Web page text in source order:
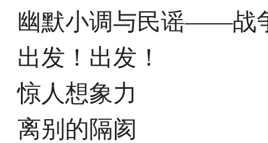
幽默小调与民谣——战
出发！出发！
惊人想象力
离别的隔阂